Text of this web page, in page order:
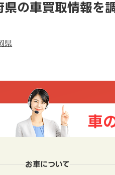
県の車買取情報を
県
車
お車について